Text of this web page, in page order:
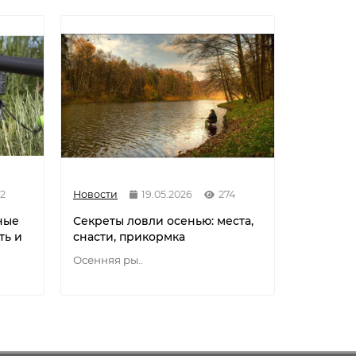
и
Новости 19.05.2026 274
Секреты ловли осенью: места,
снасти, прикормка
Осенняя ры..